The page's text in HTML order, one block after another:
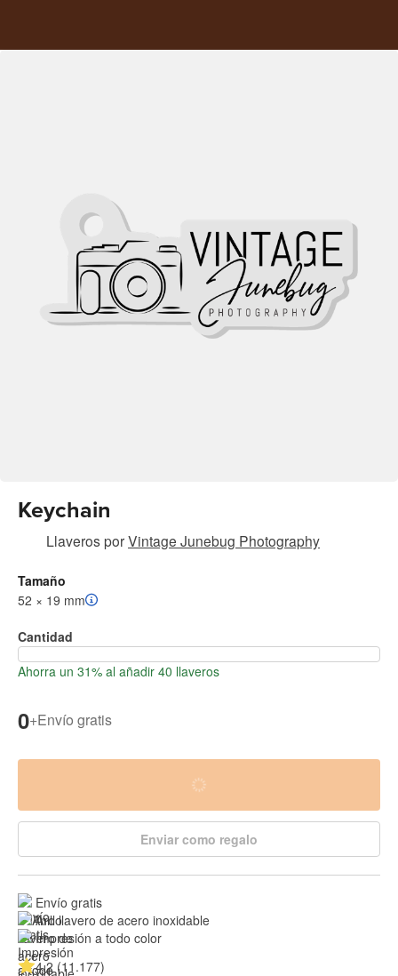
Keychain
LlaverosporVintage Junebug Photography
Tamaño
52 × 19 mm
Cantidad
Ahorra un 31% al añadir 40 llaveros
0+Envío gratis
Enviar como regalo
Envío gratis
Aro llavero de acero inoxidable
Impresión a todo color
4.2 (11.177)